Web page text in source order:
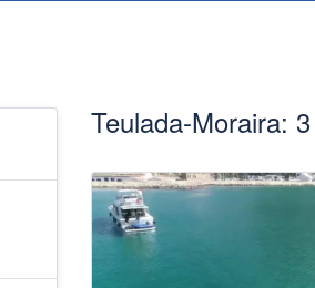
Teulada-Moraira: